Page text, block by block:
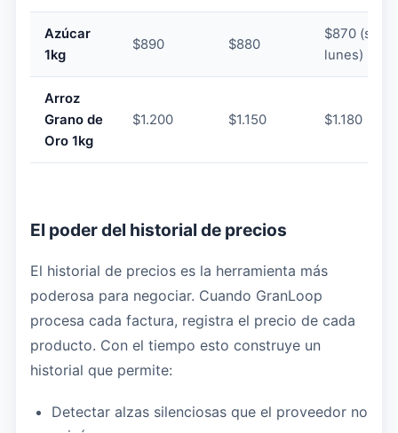
Azúcar
1kg
$890 $880
$870 (solo
lunes)
Arroz
Grano de
Oro 1kg
$1.200 $1.150 $1.180
El poder del historial de precios
El historial de precios es la herramienta más
poderosa para negociar. Cuando GranLoop
procesa cada factura, registra el precio de cada
producto. Con el tiempo esto construye un
historial que permite:
Detectar alzas silenciosas que el proveedor no